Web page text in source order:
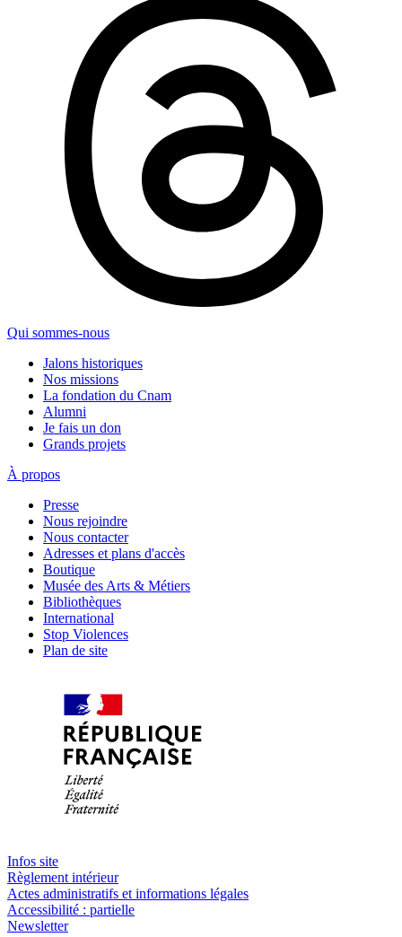
Qui sommes-nous
Jalons historiques
Nos missions
La fondation du Cnam
Alumni
Je fais un don
Grands projets
À propos
Presse
Nous rejoindre
Nous contacter
Adresses et plans d'accès
Boutique
Musée des Arts & Métiers
Bibliothèques
International
Stop Violences
Plan de site
Infos site
Règlement intérieur
Actes administratifs et informations légales
Accessibilité : partielle
Newsletter